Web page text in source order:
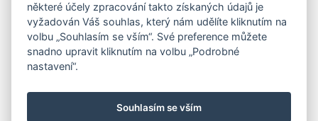
některé účely zpracování takto získaných údajů je
vyžadován Váš souhlas, který nám udělíte kliknutím na
volbu „Souhlasím se vším“. Své preference můžete
snadno upravit kliknutím na volbu „Podrobné
nastavení“.
Souhlasím se vším